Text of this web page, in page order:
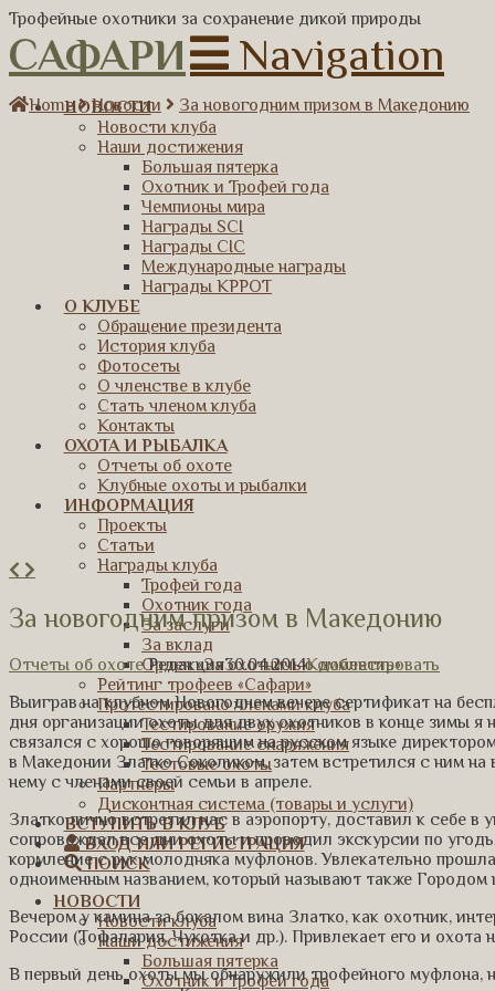
Трофейные охотники за сохранение дикой природы
САФАРИ Navigation
НОВОСТИ
Новости клуба
Наши достижения
Большая пятерка
Охотник и Трофей года
Чемпионы мира
Награды SCI
Награды CIC
Международные награды
Награды КРРОТ
О КЛУБЕ
Обращение президента
История клуба
Фотосеты
О членстве в клубе
Стать членом клуба
Контакты
ОХОТА И РЫБАЛКА
Отчеты об охоте
Клубные охоты и рыбалки
ИНФОРМАЦИЯ
Проекты
Статьи
Награды клуба
Трофей года
Охотник года
За заслуги
За вклад
Орден «За охотничью доблесть»
Рейтинг трофеев «Сафари»
Протестировано членами клуба
Тестирование оружия
Тестирование снаряжения
Тестовые охоты
Партнеры
Дисконтная система (товары и услуги)
ВСТУПИТЬ В КЛУБ
ВХОД ИЛИ РЕГИСТРАЦИЯ
ПОИСК
НОВОСТИ
Новости клуба
Наши достижения
Большая пятерка
Охотник и Трофей года
Home Новости За новогодним призом в Македонию
За новогодним призом в Македонию
Отчеты об охотеРедакция30.04.2014Комментировать
Выиграв на клубном Новогоднем вечере сертификат на
дня организации охоты для двух охотников в конце зимы я
связался с хорошо говорящим на русском языке
в Македонии Златко Соколиком, затем встретился с ним
нему с членами своей семьи в апреле.
Златко лично встретил нас в аэропорту, доставил к себе в
сопровождал все дни охоты и проводил экскурсии по
кормление с рук молодняка муфлонов. Увлекательно
одноименным названием, который называют также Городом
Вечером у камина за бокалом вина Златко, как охотник,
России (Тофалария, Чукотка и др.). Привлекает его и охота
В первый день охоты мы обнаружили трофейного муфлона,